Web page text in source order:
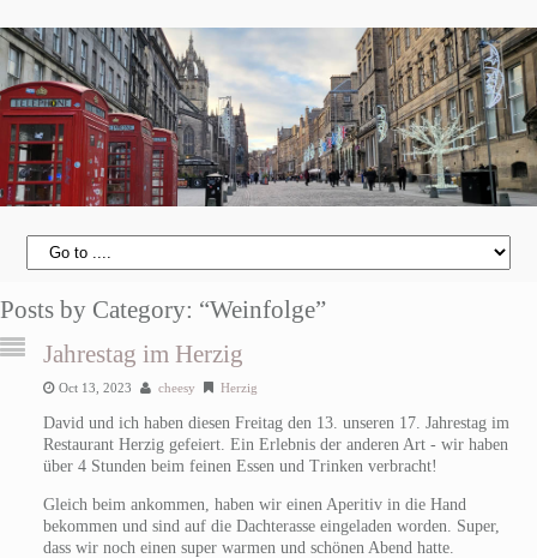
Posts by Category: “Weinfolge”
Jahrestag im Herzig
Oct 13, 2023 cheesy Herzig
David und ich haben diesen Freitag den 13. unseren 17. Jahrestag im
Restaurant Herzig gefeiert. Ein Erlebnis der anderen Art - wir haben
über 4 Stunden beim feinen Essen und Trinken verbracht!
Gleich beim ankommen, haben wir einen Aperitiv in die Hand
bekommen und sind auf die Dachterasse eingeladen worden. Super,
dass wir noch einen super warmen und schönen Abend hatte.